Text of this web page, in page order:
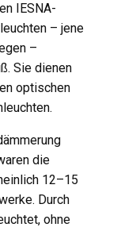
IESNA-
– jene
–
Sie dienen
optischen
die
12–15
Durch
ohne